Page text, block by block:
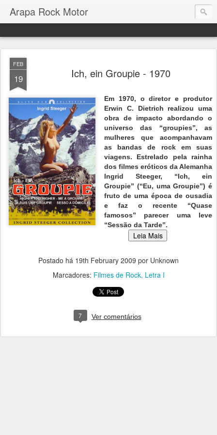
Arapa Rock Motor
FEB
19 Ich, ein Groupie - 1970
Em 1970, o diretor e produtor
Erwin C. Dietrich realizou uma
obra de impacto abordando o
universo das “groupies”, as
mulheres que acompanhavam
as bandas de rock em suas
viagens. Estrelado pela rainha
dos filmes eróticos da Alemanha
Ingrid Steeger, “Ich, ein
Groupie” (“Eu, uma Groupie”) é
fruto de uma época de ousadia
e faz o recente “Quase
famosos” parecer uma leve
“Sessão da Tarde”.
Postado há 19th February 2009 por Unknown
Marcadores: Filmes de Rock Letra I
7 Ver comentários